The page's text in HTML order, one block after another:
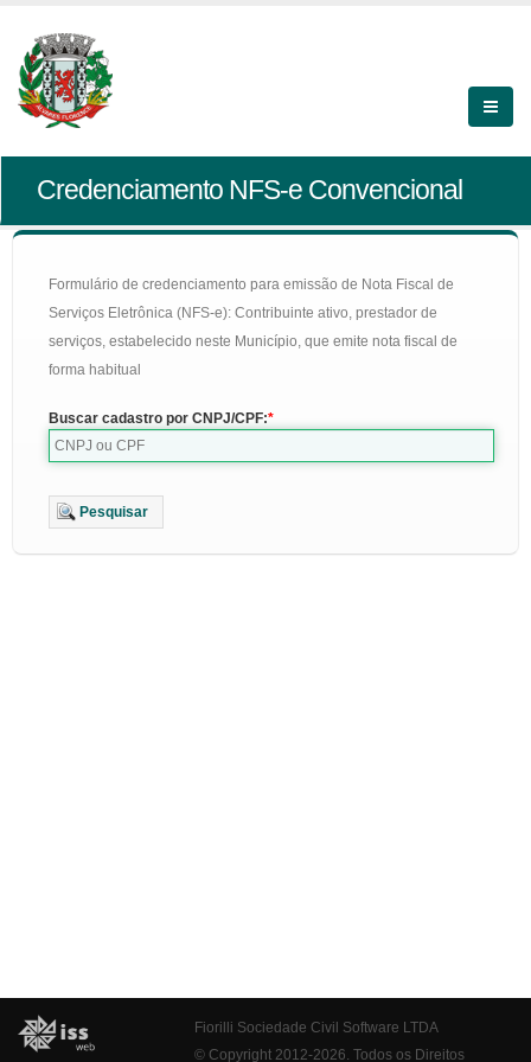
Credenciamento NFS-e Convencional
Formulário de credenciamento para emissão de Nota Fiscal de
Serviços Eletrônica (NFS-e): Contribuinte ativo, prestador de
serviços, estabelecido neste Município, que emite nota fiscal de
forma habitual
Buscar cadastro por CNPJ/CPF:
Pesquisar
Fiorilli Sociedade Civil Software LTDA
© Copyright 2012-2026. Todos os Direitos